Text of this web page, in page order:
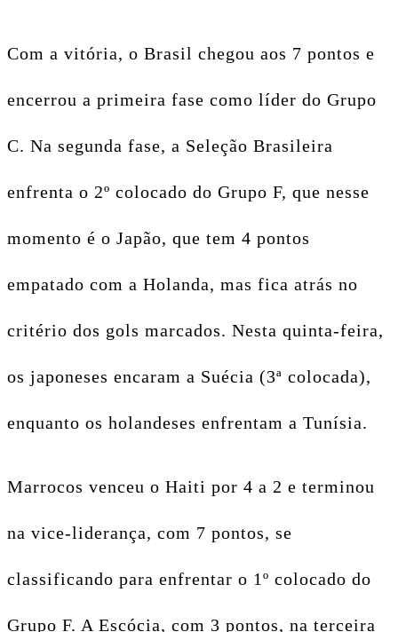
Com a vitória, o Brasil chegou aos 7 pontos e
encerrou a primeira fase como líder do Grupo
C. Na segunda fase, a Seleção Brasileira
enfrenta o 2º colocado do Grupo F, que nesse
momento é o Japão, que tem 4 pontos
empatado com a Holanda, mas fica atrás no
critério dos gols marcados. Nesta quinta-feira,
os japoneses encaram a Suécia (3ª colocada),
enquanto os holandeses enfrentam a Tunísia.
Marrocos venceu o Haiti por 4 a 2 e terminou
na vice-liderança, com 7 pontos, se
classificando para enfrentar o 1º colocado do
Grupo F. A Escócia, com 3 pontos, na terceira